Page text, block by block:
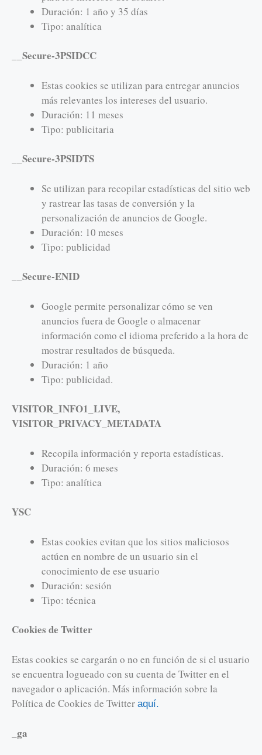
Duración: 1 año y 35 días
Tipo: analítica
__Secure-3PSIDCC
Estas cookies se utilizan para entregar anuncios
más relevantes los intereses del usuario.
Duración: 11 meses
Tipo: publicitaria
__Secure-3PSIDTS
Se utilizan para recopilar estadísticas del sitio web
y rastrear las tasas de conversión y la
personalización de anuncios de Google.
Duración: 10 meses
Tipo: publicidad
__Secure-ENID
Google permite personalizar cómo se ven
anuncios fuera de Google o almacenar
información como el idioma preferido a la hora de
mostrar resultados de búsqueda.
Duración: 1 año
Tipo: publicidad.
VISITOR_INFO1_LIVE,
VISITOR_PRIVACY_METADATA
Recopila información y reporta estadísticas.
Duración: 6 meses
Tipo: analítica
YSC
Estas cookies evitan que los sitios maliciosos
actúen en nombre de un usuario sin el
conocimiento de ese usuario
Duración: sesión
Tipo: técnica
Cookies de Twitter
Estas cookies se cargarán o no en función de si el usuario
se encuentra logueado con su cuenta de Twitter en el
navegador o aplicación. Más información sobre la
Política de Cookies de Twitter aquí.
_ga